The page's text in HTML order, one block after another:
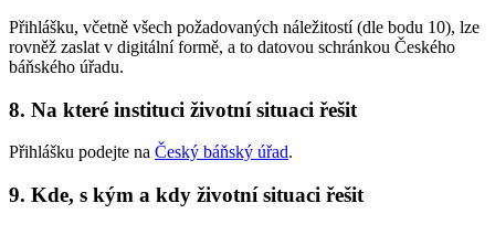
Přihlášku, včetně všech požadovaných náležitostí (dle bodu 10), lze
rovněž zaslat v digitální formě, a to datovou schránkou Českého
báňského úřadu.
8. Na které instituci životní situaci řešit
Přihlášku podejte na Český báňský úřad.
9. Kde, s kým a kdy životní situaci řešit